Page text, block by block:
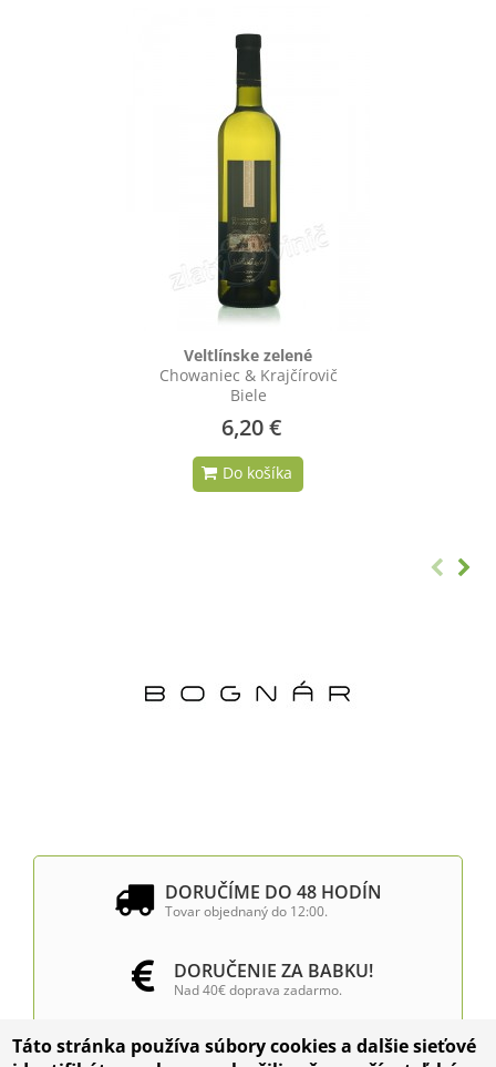
Veltlínske zelené
Chowaniec & Krajčírovič
Biele
6,20 €
DORUČÍME DO 48 HODÍN
Tovar objednaný do 12:00.
DORUČENIE ZA BABKU!
Nad 40€ doprava zadarmo.
INŠTALÁCIA VÝČAPNÝCH
Táto stránka používa súbory cookies a dalšie sieťové